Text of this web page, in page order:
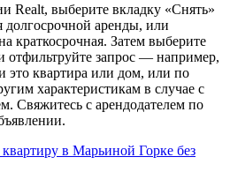
Realt, выберите вкладку «Снять»
аренды, или
краткосрочная. Затем выберите
запрос — например,
это квартира или дом, или по
характеристикам в случае с
Свяжитесь с арендодателем по
в Марьиной Горке без